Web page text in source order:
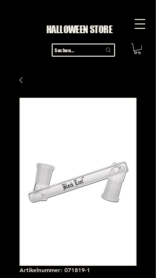
HALLOWEEN STORE
Suchen...
Artikelnummer: 071819-1